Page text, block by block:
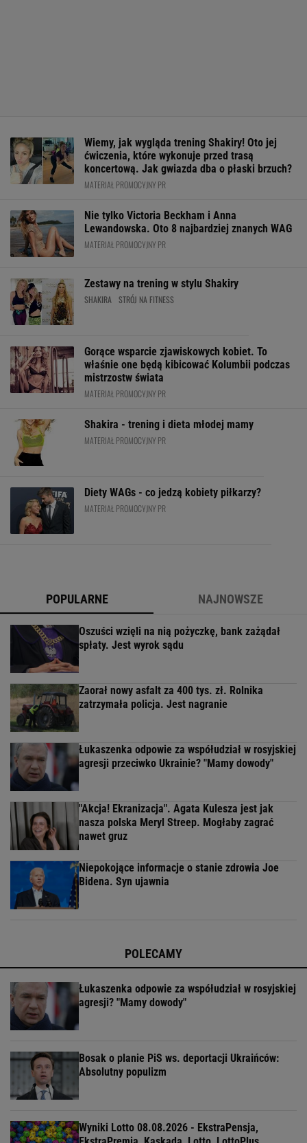
Wiemy, jak wygląda trening Shakiry! Oto jej
ćwiczenia, które wykonuje przed trasą
koncertową. Jak gwiazda dba o płaski brzuch?
MATERIAŁ PROMOCYJNY PR
Nie tylko Victoria Beckham i Anna
Lewandowska. Oto 8 najbardziej znanych WAG
MATERIAŁ PROMOCYJNY PR
Zestawy na trening w stylu Shakiry
SHAKIRA STRÓJ NA FITNESS
Gorące wsparcie zjawiskowych kobiet. To
właśnie one będą kibicować Kolumbii podczas
mistrzostw świata
MATERIAŁ PROMOCYJNY PR
Shakira - trening i dieta młodej mamy
MATERIAŁ PROMOCYJNY PR
Diety WAGs - co jedzą kobiety piłkarzy?
MATERIAŁ PROMOCYJNY PR
POPULARNE NAJNOWSZE
Oszuści wzięli na nią pożyczkę, bank zażądał
spłaty. Jest wyrok sądu
Zaorał nowy asfalt za 400 tys. zł. Rolnika
zatrzymała policja. Jest nagranie
Łukaszenka odpowie za współudział w rosyjskiej
agresji przeciwko Ukrainie? "Mamy dowody"
"Akcja! Ekranizacja". Agata Kulesza jest jak
nasza polska Meryl Streep. Mogłaby zagrać
nawet gruz
Niepokojące informacje o stanie zdrowia Joe
Bidena. Syn ujawnia
POLECAMY
Łukaszenka odpowie za współudział w rosyjskiej
agresji? "Mamy dowody"
Bosak o planie PiS ws. deportacji Ukraińców:
Absolutny populizm
Wyniki Lotto 08.08.2026 - EkstraPensja,